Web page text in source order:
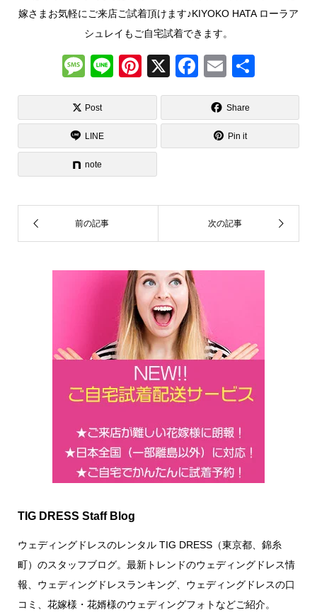
嫁さまお気軽にご来店ご試着頂けます♪KIYOKO HATA ローラア
シュレイもご自宅試着できます。
M
e
ss
a
g
e
Li
n
Pi
nt
st
X
F
a
c
e
b
o
k
E
m
ail
有
Post Share
LINE Pin it
note
TIG DRESS Staff Blog
ウェディングドレスのレンタル TIG DRESS（東京都、錦糸
町）のスタッフブログ。最新トレンドのウェディングドレス情
報、ウェディングドレスランキング、ウェディングドレスの口
コミ、花嫁様・花婿様のウェディングフォトなどご紹介。